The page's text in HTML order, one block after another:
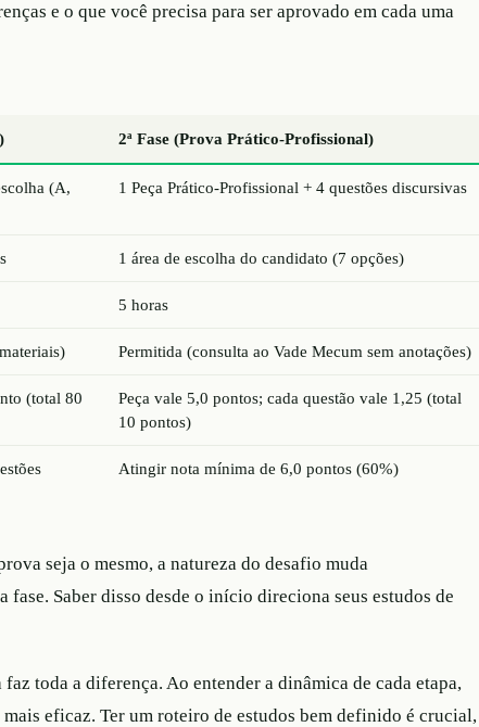
e o que você precisa para ser aprovado em cada uma
2ª Fase (Prova Prático-Profissional)
(A,
1 Peça Prático-Profissional + 4 questões discursivas
1 área de escolha do candidato (7 opções)
5 horas
Permitida (consulta ao Vade Mecum sem anotações)
(total 80
Peça vale 5,0 pontos; cada questão vale 1,25 (total
10 pontos)
Atingir nota mínima de 6,0 pontos (60%)
seja o mesmo, a natureza do desafio muda
fase. Saber disso desde o início direciona seus estudos de
toda a diferença. Ao entender a dinâmica de cada etapa,
eficaz. Ter um roteiro de estudos bem definido é crucial,